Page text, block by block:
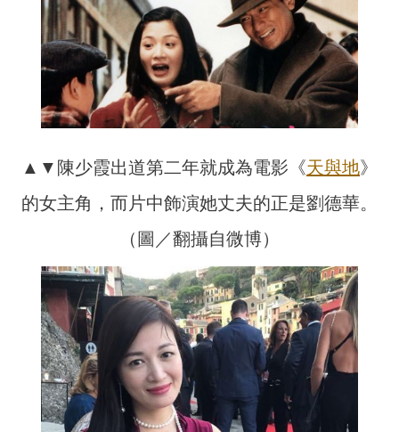
▲▼陳少霞出道第二年就成為電影《天與地》
的女主角，而片中飾演她丈夫的正是劉德華。
（圖／翻攝自微博）